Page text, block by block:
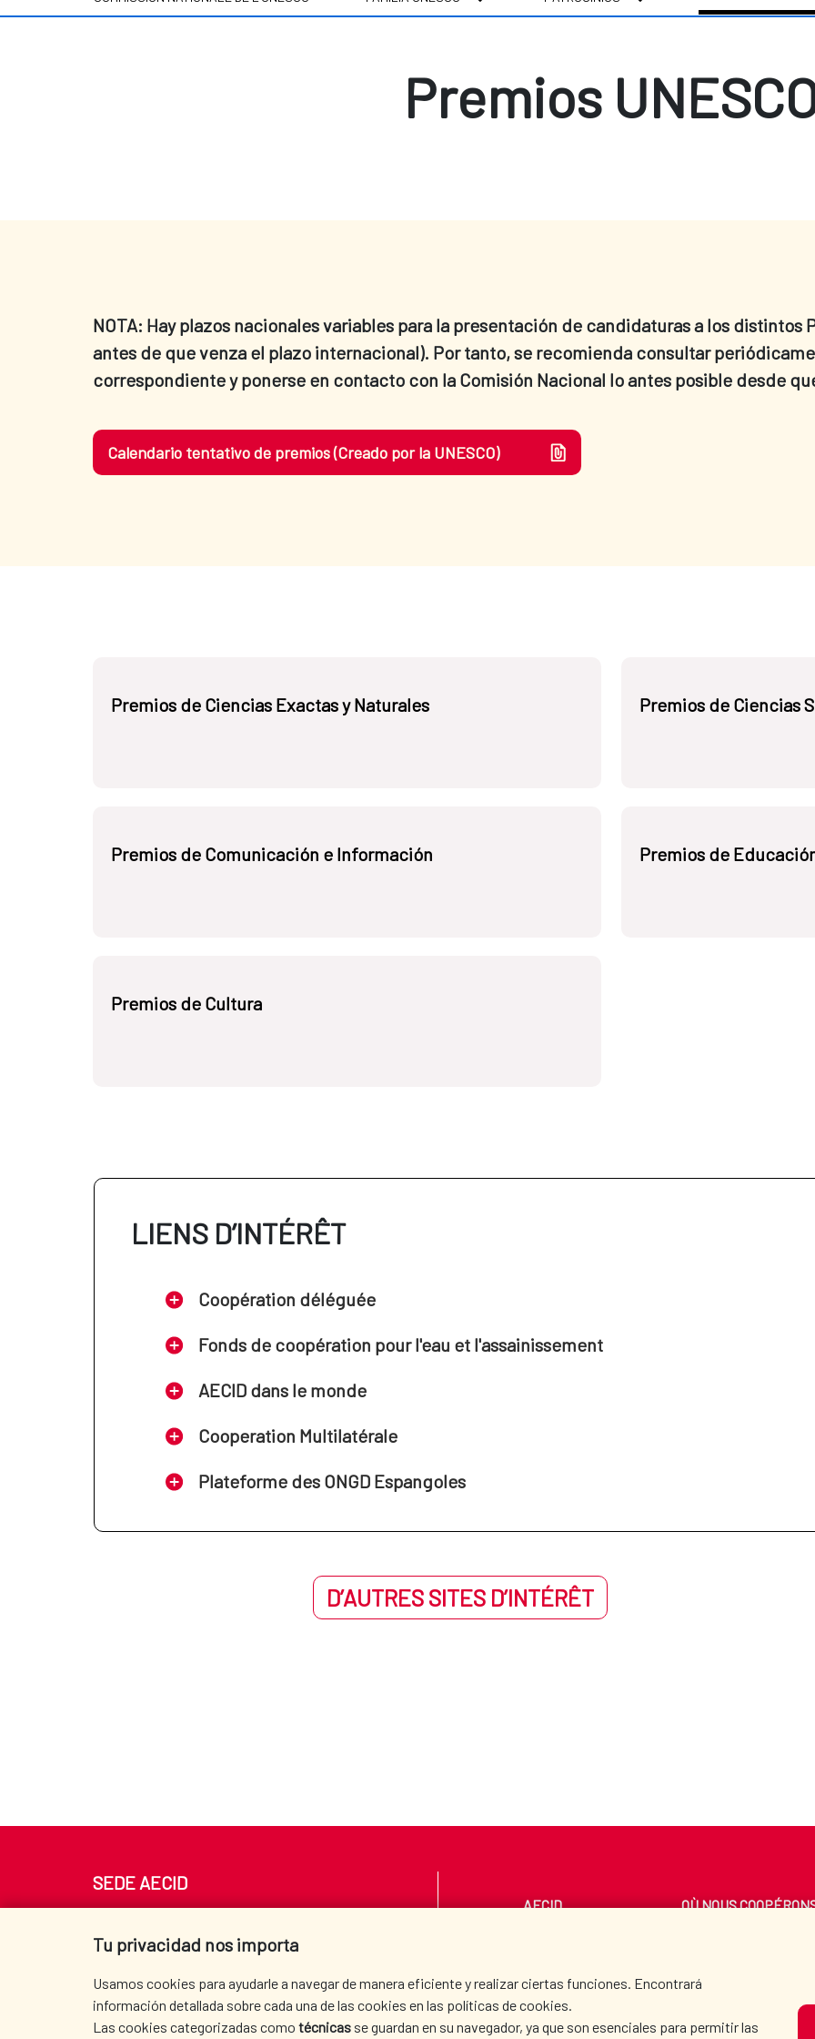
Premios
NOTA: Hay plazos nacionales variables para la presentación de candidaturas a los distintos
antes de que venza el plazo internacional). Por tanto, se recomienda consultar
correspondiente y ponerse en contacto con la Comisión Nacional lo antes posible desde
Calendario tentativo de premios (Creado por la UNESCO)
Premios de Ciencias Exactas y Naturales Premios de Ciencias
Premios de Comunicación e Información Premios de
Premios de Cultura
LIENS D’INTÉRÊT
Coopération déléguée
Fonds de coopération pour l'eau et l'assainissement
AECID dans le monde
Cooperation Multilatérale
Plateforme des ONGD Espangoles
D’AUTRES SITES D’INTÉRÊT
Tu privacidad nos importa
Usamos cookies para ayudarle a navegar de manera eficiente y realizar ciertas funciones. Encontrará
información detallada sobre cada una de las cookies en las políticas de cookies.
Las cookies categorizadas como técnicas se guardan en su navegador, ya que son esenciales para permitir las
SEDE AECID
Tel. +34 900 20 30 54​​​​​​​
AECID OÙ NOUS
SALLE DE PRESSE CULTURE ET